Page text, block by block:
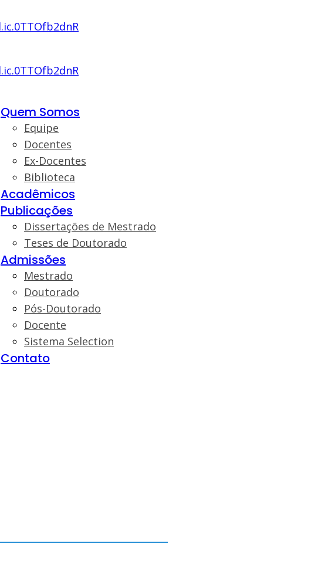
Quem Somos
Equipe
Docentes
Ex-Docentes
Biblioteca
Acadêmicos
Publicações
Dissertações de Mestrado
Teses de Doutorado
Admissões
Mestrado
Doutorado
Pós-Doutorado
Docente
Sistema Selection
Contato